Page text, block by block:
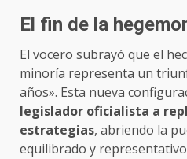
El fin de la
El vocero subrayó que el
minoría representa un
años». Esta nueva
legislador oficialista a
estrategias, abriendo la
equilibrado y